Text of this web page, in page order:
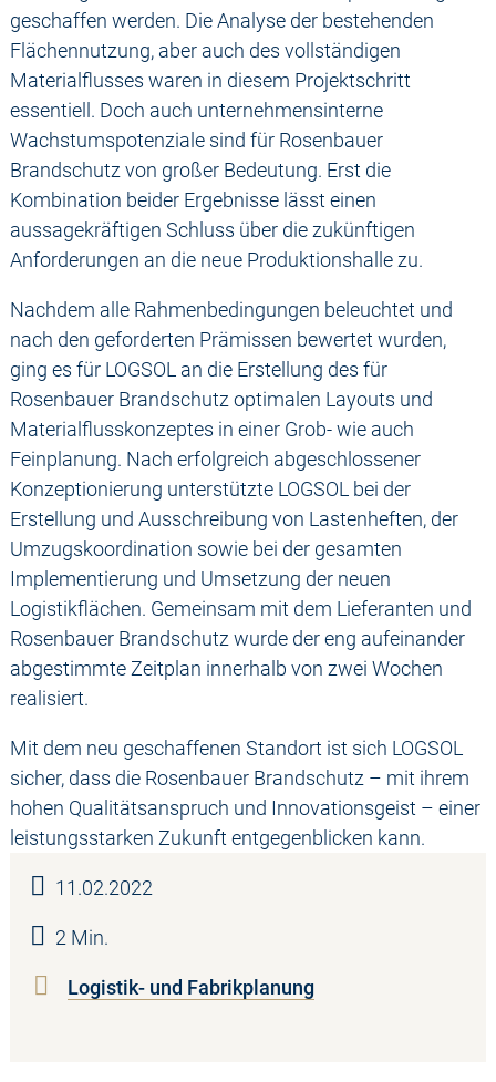
geschaffen werden. Die Analyse der bestehenden
Flächennutzung, aber auch des vollständigen
Materialflusses waren in diesem Projektschritt
essentiell. Doch auch unternehmensinterne
Wachstumspotenziale sind für Rosenbauer
Brandschutz von großer Bedeutung. Erst die
Kombination beider Ergebnisse lässt einen
aussagekräftigen Schluss über die zukünftigen
Anforderungen an die neue Produktionshalle zu.
Nachdem alle Rahmenbedingungen beleuchtet und
nach den geforderten Prämissen bewertet wurden,
ging es für LOGSOL an die Erstellung des für
Rosenbauer Brandschutz optimalen Layouts und
Materialflusskonzeptes in einer Grob- wie auch
Feinplanung. Nach erfolgreich abgeschlossener
Konzeptionierung unterstützte LOGSOL bei der
Erstellung und Ausschreibung von Lastenheften, der
Umzugskoordination sowie bei der gesamten
Implementierung und Umsetzung der neuen
Logistikflächen. Gemeinsam mit dem Lieferanten und
Rosenbauer Brandschutz wurde der eng aufeinander
abgestimmte Zeitplan innerhalb von zwei Wochen
realisiert.
Mit dem neu geschaffenen Standort ist sich LOGSOL
sicher, dass die Rosenbauer Brandschutz – mit ihrem
hohen Qualitätsanspruch und Innovationsgeist – einer
leistungsstarken Zukunft entgegenblicken kann.
11.02.2022
2 Min.
Logistik- und Fabrikplanung